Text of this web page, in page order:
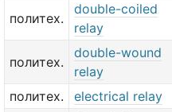
политех.
double-coiled
relay
политех.
double-wound
relay
политех. electrical relay